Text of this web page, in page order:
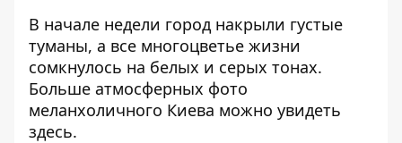
В начале недели город накрыли густые
туманы, а все многоцветье жизни
сомкнулось на белых и серых тонах.
Больше атмосферных фото
меланхоличного Киева можно увидеть
здесь.